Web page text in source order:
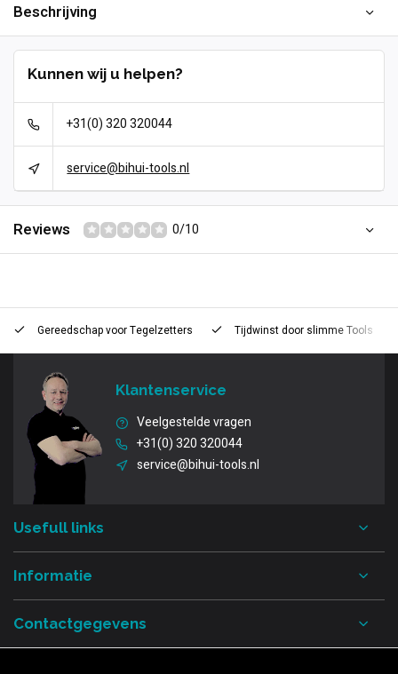
Beschrijving
Kunnen wij u helpen?
+31(0) 320 320044
service@bihui-tools.nl
Reviews 0/10
Gereedschap voorTegelzetters Tijdwinst door slimme Tools
Klantenservice
Veelgestelde vragen
+31(0) 320 320044
service@bihui-tools.nl
Usefull links
Informatie
Contactgegevens